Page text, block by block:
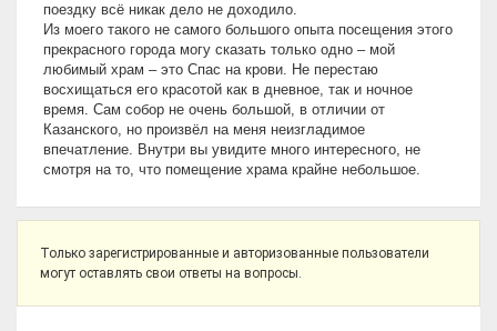
поездку всё никак дело не доходило.
Из моего такого не самого большого опыта посещения этого
прекрасного города могу сказать только одно – мой
любимый храм – это Спас на крови. Не перестаю
восхищаться его красотой как в дневное, так и ночное
время. Сам собор не очень большой, в отличии от
Казанского, но произвёл на меня неизгладимое
впечатление. Внутри вы увидите много интересного, не
смотря на то, что помещение храма крайне небольшое.
Только зарегистрированные и авторизованные пользователи
могут оставлять свои ответы на вопросы.